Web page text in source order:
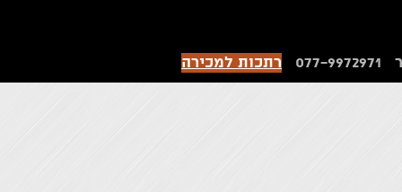
077-9972971 רתכות למכירה